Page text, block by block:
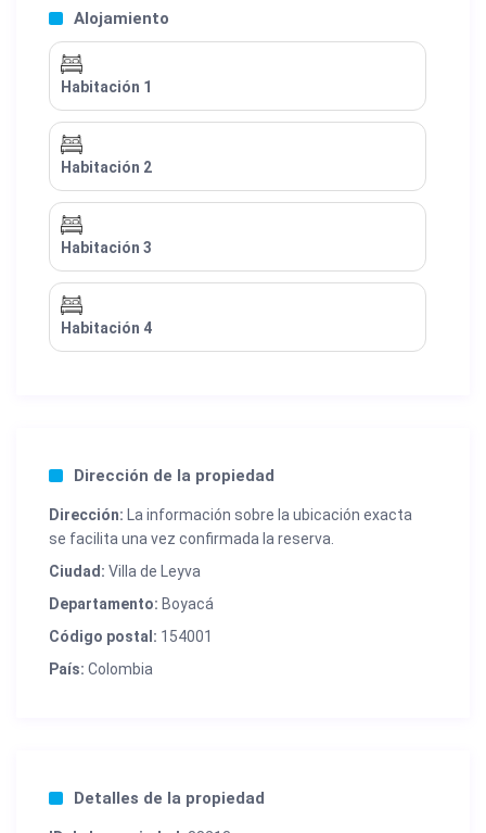
Alojamiento
Habitación 1
Habitación 2
Habitación 3
Habitación 4
Dirección de la propiedad
Dirección: La información sobre la ubicación exacta
se facilita una vez confirmada la reserva.
Ciudad: Villa de Leyva
Departamento: Boyacá
Código postal: 154001
País: Colombia
Detalles de la propiedad